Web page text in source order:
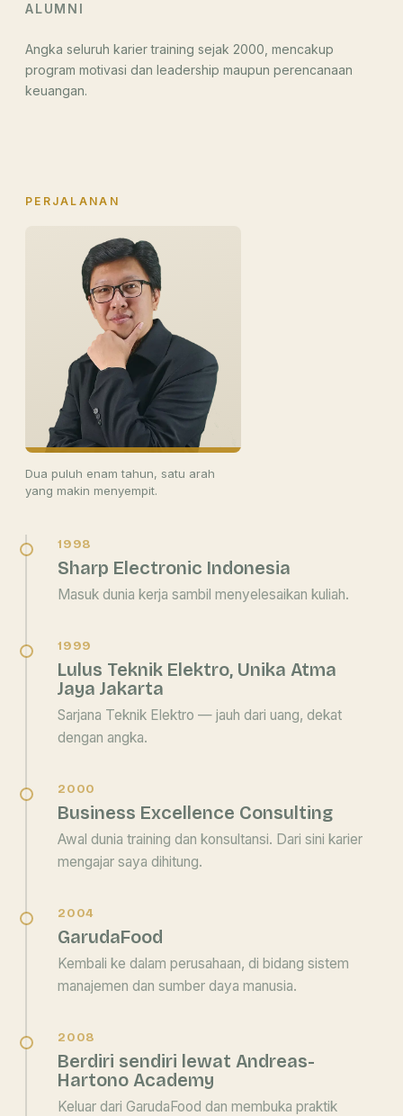
ALUMNI
Angka seluruh karier training sejak 2000, mencakup
program motivasi dan leadership maupun perencanaan
keuangan.
PERJALANAN
Dua puluh enam tahun, satu arah
yang makin menyempit.
1998
Sharp Electronic Indonesia
Masuk dunia kerja sambil menyelesaikan kuliah.
1999
Lulus Teknik Elektro, Unika Atma
Jaya Jakarta
Sarjana Teknik Elektro — jauh dari uang, dekat
dengan angka.
2000
Business Excellence Consulting
Awal dunia training dan konsultansi. Dari sini karier
mengajar saya dihitung.
2004
GarudaFood
Kembali ke dalam perusahaan, di bidang sistem
manajemen dan sumber daya manusia.
2008
Berdiri sendiri lewat Andreas-
Hartono Academy
Keluar dari GarudaFood dan membuka praktik